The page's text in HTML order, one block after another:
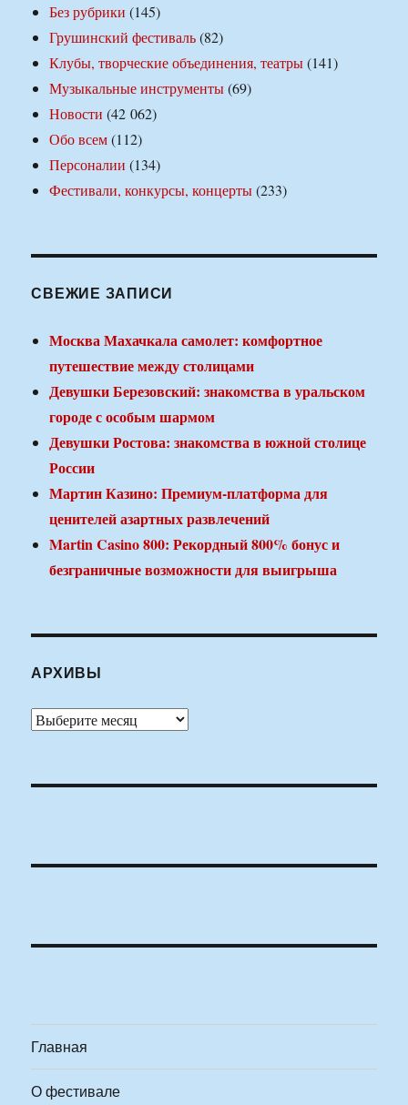
Без рубрики (145)
Грушинский фестиваль(82)
Клубы, творческие объединения, театры(141)
Музыкальные инструменты(69)
Новости (42 062)
Обо всем(112)
Персоналии (134)
Фестивали, конкурсы, концерты(233)
СВЕЖИЕ ЗАПИСИ
Москва Махачкала самолет: комфортное
путешествие между столицами
Девушки Березовский: знакомства в уральском
городе с особым шармом
Девушки Ростова: знакомства в южной столице
России
Мартин Казино: Премиум-платформа для
ценителей азартных развлечений
Martin Casino 800: Рекордный 800% бонус и
безграничные возможности для выигрыша
АРХИВЫ
Архивы
Главная
О фестивале